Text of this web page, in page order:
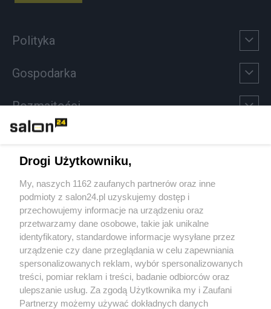
Polityka
Gospodarka
Rozmaitości
Sport
Społeczeństwo
Kultura
X Facebook Instagram Youtube
Drogi Użytkowniku,
My, naszych 1162 zaufanych partnerów oraz inne
podmioty z salon24.pl uzyskujemy dostęp i
przechowujemy informacje na urządzeniu oraz
przetwarzamy dane osobowe, takie jak unikalne
identyfikatory, standardowe informacje wysyłane przez
urządzenie czy dane przeglądania w celu zapewniania
spersonalizowanych reklam, wybór spersonalizowanych
treści, pomiar reklam i treści, badanie odbiorców oraz
ulepszanie usług. Za zgodą Użytkownika my i Zaufani
Partnerzy możemy używać dokładnych danych